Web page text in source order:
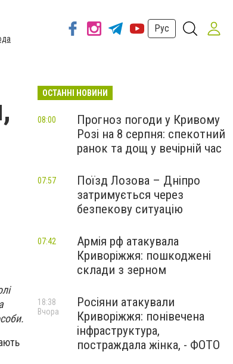
Рус
ОСТАННІ НОВИНИ
Прогноз погоди у Кривому
Розі на 8 серпня: спекотний
ранок та дощ у вечірній час
08:00
Поїзд Лозова – Дніпро
затримується через
безпекову ситуацію
07:57
Армія рф атакувала
Криворіжжя: пошкоджені
склади з зерном
07:42
Росіяни атакували
Криворіжжя: понівечена
інфраструктура,
постраждала жінка, - ФОТО
18:38
Вчора